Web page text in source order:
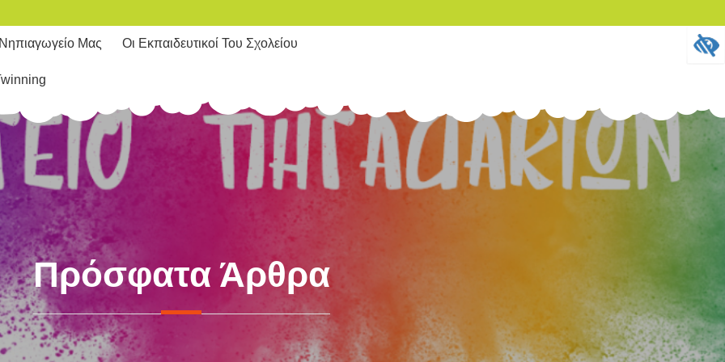
Μας Οι Εκπαιδευτικοί Του Σχολείου
Πρόσφατα Άρθρα